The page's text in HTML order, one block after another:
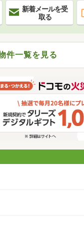
新着メールを受
取る
件一覧を見る